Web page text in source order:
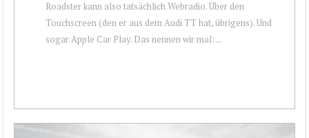
Roadster kann also tatsächlich Webradio. Über den
Touchscreen (den er aus dem Audi TT hat, übrigens). Und
sogar Apple Car Play. Das nennen wir mal: ...